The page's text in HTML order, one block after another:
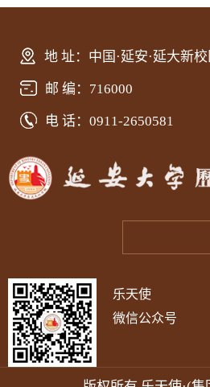
地 址：中国·延安·延大新校
邮 编：716000
电 话：0911-2650581
乐天使
微信公众号